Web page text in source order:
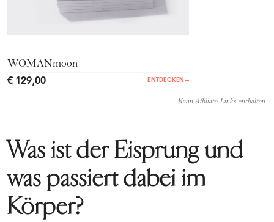
WOMANmoon
€ 129,00 ENTDECKEN →
Kann Affiliate-Links enthalten.
Was ist der Eisprung und
was passiert dabei im
Körper?